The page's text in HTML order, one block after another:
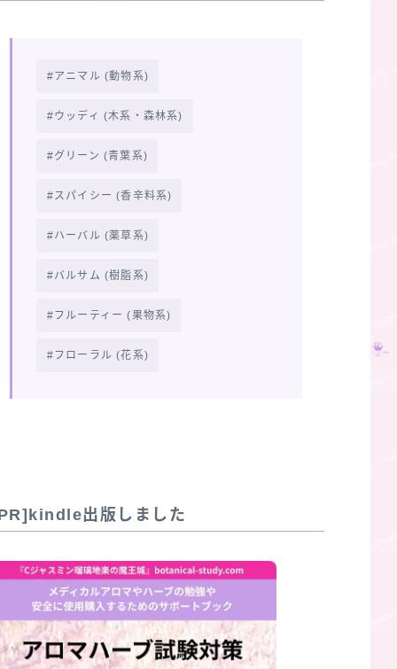
アニマル (動物系)
ウッディ (木系・森林系)
グリーン (青葉系)
スパイシー (香辛料系)
ハーバル (薬草系)
バルサム (樹脂系)
フルーティー (果物系)
フローラル (花系)
出版しました